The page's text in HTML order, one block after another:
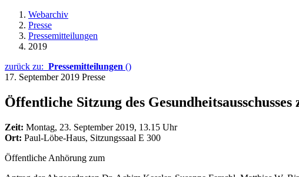
Webarchiv
Presse
Pressemitteilungen
2019
zurück zu: Pressemitteilungen ()
17. September 2019 Presse
Öffentliche Sitzung des
Zeit: Montag, 23. September 2019, 13.15 Uhr
Ort: Paul-Löbe-Haus, Sitzungssaal E 300
Öffentliche Anhörung zum